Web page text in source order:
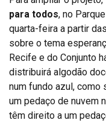
para todos, no
quarta-feira a partir
sobre o tema
Recife e do Conjunto
distribuirá algodão
num fundo azul,
um pedaço de nuvem
têm direito a um